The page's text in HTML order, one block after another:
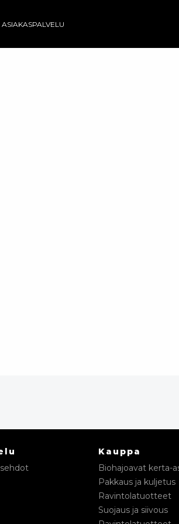
ASIAKASPALVELU
Kauppa
Biohajoavat kerta-
Pakkaus ja kuljetus
Ravintolatuotteet
Suojaus ja siivous